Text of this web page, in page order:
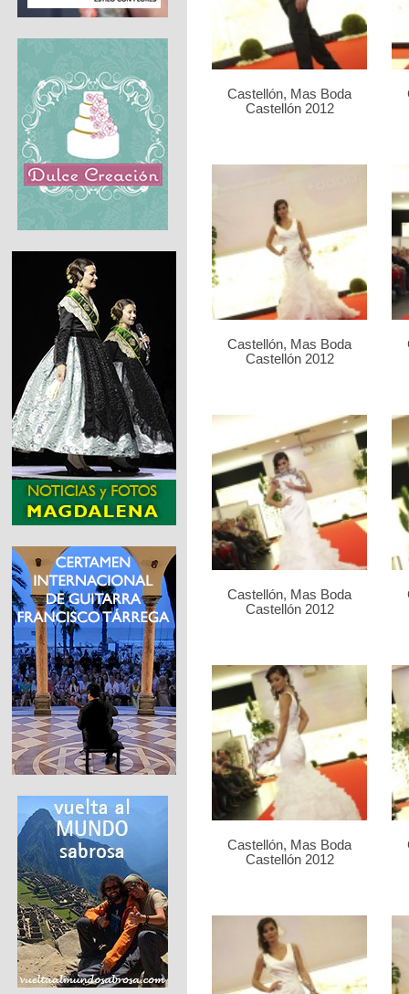
Castellón, Mas Boda
Castellón 2012
Castellón, Mas Boda
Castellón 2012
Castellón, Mas Boda
Castellón 2012
Castellón, Mas Boda
Castellón 2012